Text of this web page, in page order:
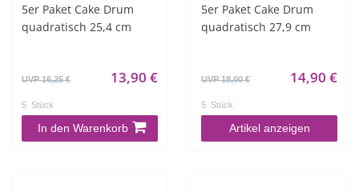
5er Paket Cake Drum
quadratisch 25,4 cm
UVP 16,25 € 13,90 €
5 Stück
In den Warenkorb
5er Paket Cake Drum
quadratisch 27,9 cm
UVP 18,00 € 14,90 €
5 Stück
Artikel anzeigen